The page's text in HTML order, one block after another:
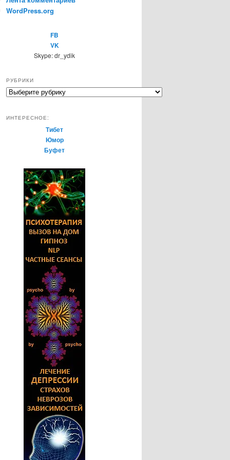
WordPress.org
FB
VK
Skype: dr_ydik
РУБРИКИ
Р
р
ИНТЕРЕСНОЕ:
Тибет
Юмор
Буфет